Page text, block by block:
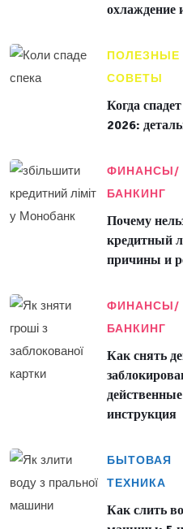
охлаждение
ПОЛЕЗНЫЕ
СОВЕТЫ
Когда
2026:
ФИНАНСЫ/
БАНКИНГ
Почему
кредитный
причины и
ФИНАНСЫ/
БАНКИНГ
Как снять
инструкция
БЫТОВАЯ
ТЕХНИКА
Как слить